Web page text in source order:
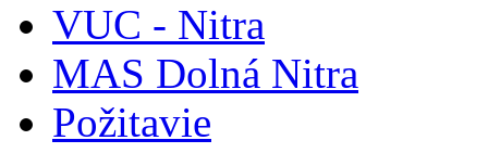
VUC - Nitra
MAS Dolná Nitra
Požitavie